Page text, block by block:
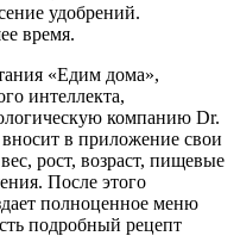
удобрений.
время.
«Едим дома»,
интеллекта,
компанию Dr.
вносит в приложение свои
рост, возраст, пищевые
После этого
полноценное меню
подробный рецепт